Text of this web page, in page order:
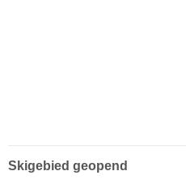
Skigebied geopend